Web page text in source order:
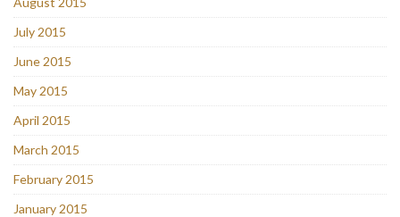
July 2015
June 2015
May 2015
April 2015
March 2015
February 2015
January 2015